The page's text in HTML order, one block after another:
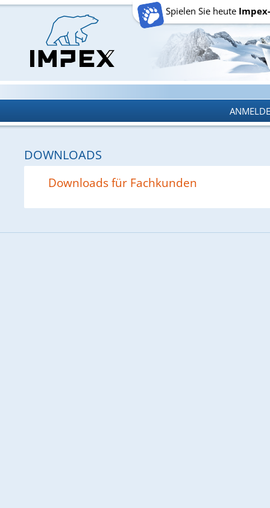
Spielen Sie heute
DOWNLOADS
Downloads für Fachkunden